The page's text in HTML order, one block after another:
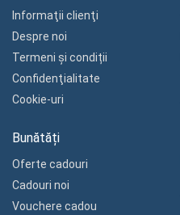
Informaţii clienţi
Despre noi
Termeni și condiții
Confidenţialitate
Cookie-uri
Bunătăți
Oferte cadouri
Cadouri noi
Vouchere cadou